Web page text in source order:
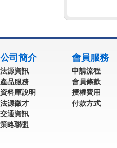
公司簡介
法源資訊
產品服務
資料庫說明
法源徵才
交通資訊
策略聯盟
會員服務
申請流程
會員條款
授權費用
付款方式